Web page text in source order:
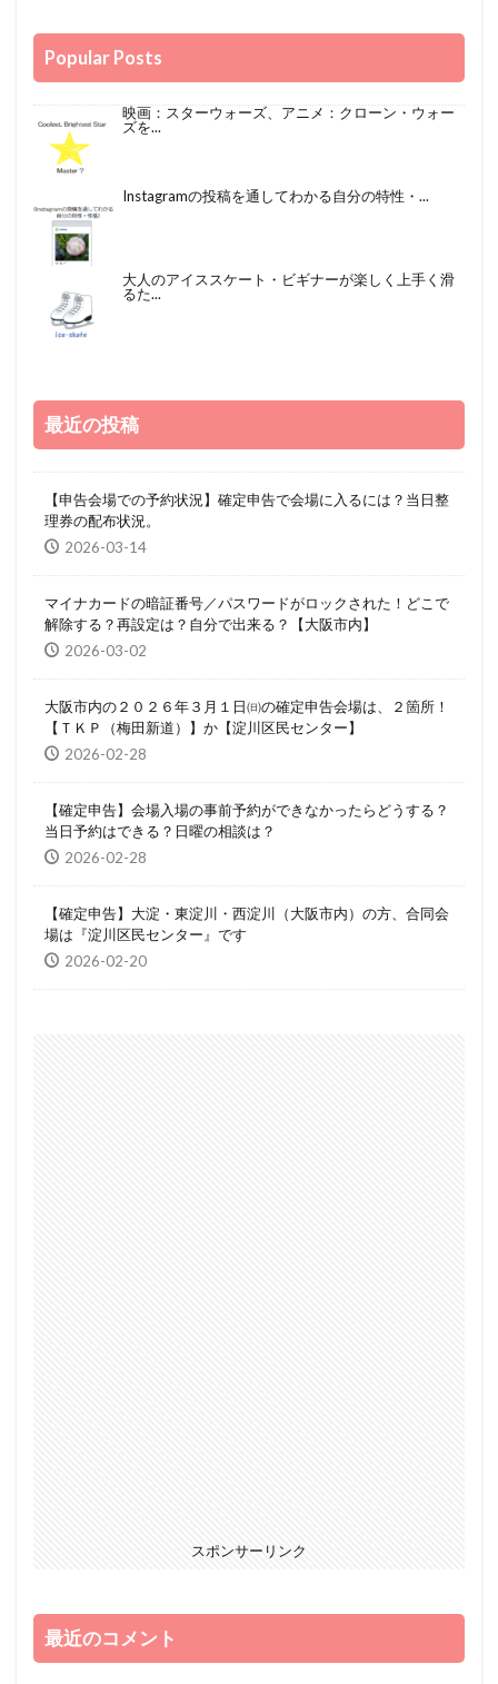
Popular Posts
映画：スターウォーズ、アニメ：クローン・ウォー
ズを...
Instagramの投稿を通してわかる自分の特性・...
大人のアイススケート・ビギナーが楽しく上手く滑
るた...
最近の投稿
【申告会場での予約状況】確定申告で会場に入るには？当日整
理券の配布状況。
2026-03-14
マイナカードの暗証番号／パスワードがロックされた！どこで
解除する？再設定は？自分で出来る？【大阪市内】
2026-03-02
大阪市内の２０２６年３月１日㈰の確定申告会場は、２箇所！
【ＴＫＰ（梅田新道）】か【淀川区民センター】
2026-02-28
【確定申告】会場入場の事前予約ができなかったらどうする？
当日予約はできる？日曜の相談は？
2026-02-28
【確定申告】大淀・東淀川・西淀川（大阪市内）の方、合同会
場は『淀川区民センター』です
2026-02-20
スポンサーリンク
最近のコメント